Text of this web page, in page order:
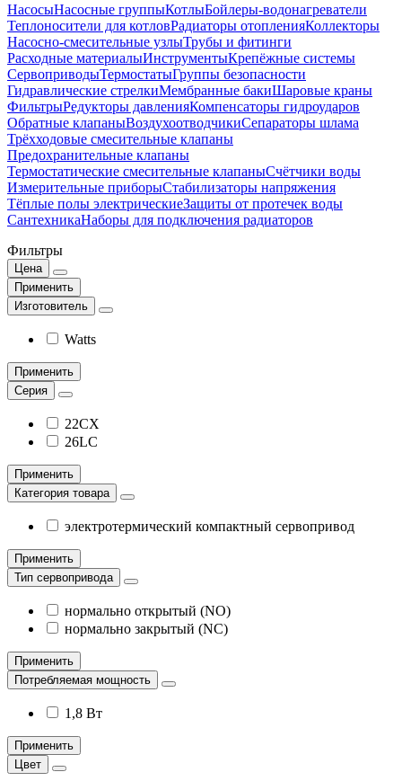
НасосыНасосные группыКотлыБойлеры-водонагреватели
Теплоносители для котловРадиаторы отопленияКоллекторы
Насосно-смесительные узлыТрубы и фитинги
Расходные материалыИнструментыКрепёжные системы
СервоприводыТермостатыГруппы безопасности
Гидравлические стрелкиМембранные бакиШаровые краны
ФильтрыРедукторы давленияКомпенсаторы гидроударов
Обратные клапаныВоздухоотводчикиСепараторы шлама
Трёхходовые смесительные клапаны
Предохранительные клапаны
Термостатические смесительные клапаныСчётчики воды
Измерительные приборыСтабилизаторы напряжения
Тёплые полы электрическиеЗащиты от протечек воды
СантехникаНаборы для подключения радиаторов
Фильтры
Цена
Применить
Изготовитель
Watts
Применить
Серия
22CX
26LС
Применить
Категория товара
электротермический компактный сервопривод
Применить
Тип сервопривода
нормально открытый (NO)
нормально закрытый (NC)
Применить
Потребляемая мощность
1,8 Вт
Применить
Цвет